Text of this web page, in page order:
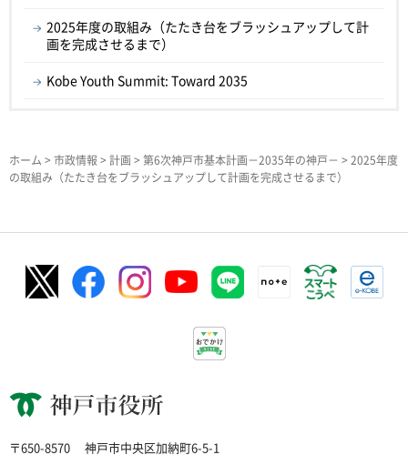
2025年度の取組み（たたき台をブラッシュアップして計
画を完成させるまで）
Kobe Youth Summit: Toward 2035
ホーム > 市政情報 > 計画> 第6次神戸市基本計画－2035年の神戸－ > 2025年度
の取組み（たたき台をブラッシュアップして計画を完成させるまで）
神戸市役所
〒650-8570 神戸市中央区加納町6-5-1